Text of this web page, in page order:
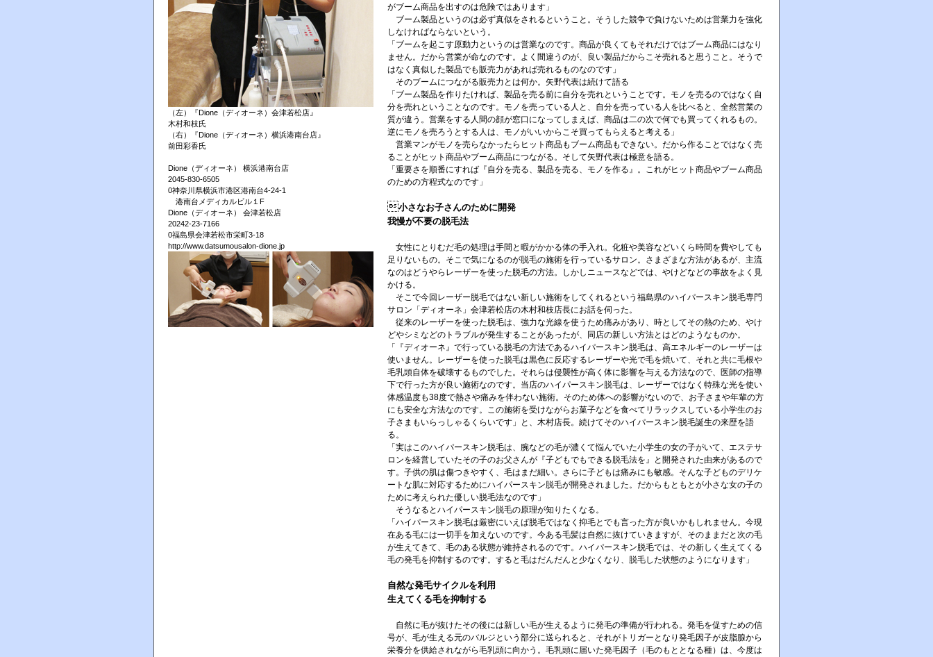
（左）『Dione（ディオーネ）会津若松店』
木村和枝氏
（右）『Dione（ディオーネ）横浜港南台店』
前田彩香氏
Dione（ディオーネ） 横浜港南台店
2045-830-6505
0神奈川県横浜市港区港南台4-24-1
港南台メディカルビル１F
Dione（ディオーネ） 会津若松店
20242-23-7166
0福島県会津若松市栄町3-18
http://www.datsumousalon-dione.jp
がブーム商品を出すのは危険ではあります」
ブーム製品というのは必ず真似をされるということ。そうした競争で負けないためは営業力を強化
しなければならないという。
「ブームを起こす原動力というのは営業なのです。商品が良くてもそれだけではブーム商品にはなり
ません。だから営業が命なのです。よく間違うのが、良い製品だからこそ売れると思うこと。そうで
はなく真似した製品でも販売力があれば売れるものなのです」
そのブームにつながる販売力とは何か。矢野代表は続けて語る
「ブーム製品を作りたければ、製品を売る前に自分を売れということです。モノを売るのではなく自
分を売れということなのです。モノを売っている人と、自分を売っている人を比べると、全然営業の
質が違う。営業をする人間の顔が窓口になってしまえば、商品は二の次で何でも買ってくれるもの。
逆にモノを売ろうとする人は、モノがいいからこそ買ってもらえると考える」
営業マンがモノを売らなかったらヒット商品もブーム商品もできない。だから作ることではなく売
ることがヒット商品やブーム商品につながる。そして矢野代表は極意を語る。
「重要さを順番にすれば『自分を売る、製品を売る、モノを作る』。これがヒット商品やブーム商品
のための方程式なのです」
小さなお子さんのために開発
我慢が不要の脱毛法
女性にとりむだ毛の処理は手間と暇がかかる体の手入れ。化粧や美容などいくら時間を費やしても
足りないもの。そこで気になるのが脱毛の施術を行っているサロン。さまざまな方法があるが、主流
なのはどうやらレーザーを使った脱毛の方法。しかしニュースなどでは、やけどなどの事故をよく見
かける。
そこで今回レーザー脱毛ではない新しい施術をしてくれるという福島県のハイパースキン脱毛専門
サロン「ディオーネ」会津若松店の木村和枝店長にお話を伺った。
従来のレーザーを使った脱毛は、強力な光線を使うため痛みがあり、時としてその熱のため、やけ
どやシミなどのトラブルが発生することがあったが、同店の新しい方法とはどのようなものか。
「『ディオーネ』で行っている脱毛の方法であるハイパースキン脱毛は、高エネルギーのレーザーは
使いません。レーザーを使った脱毛は黒色に反応するレーザーや光で毛を焼いて、それと共に毛根や
毛乳頭自体を破壊するものでした。それらは侵襲性が高く体に影響を与える方法なので、医師の指導
下で行った方が良い施術なのです。当店のハイパースキン脱毛は、レーザーではなく特殊な光を使い
体感温度も38度で熱さや痛みを伴わない施術。そのため体への影響がないので、お子さまや年輩の方
にも安全な方法なのです。この施術を受けながらお菓子などを食べてリラックスしている小学生のお
子さまもいらっしゃるくらいです」と、木村店長。続けてそのハイパースキン脱毛誕生の来歴を語
る。
「実はこのハイパースキン脱毛は、腕などの毛が濃くて悩んでいた小学生の女の子がいて、エステサ
ロンを経営していたその子のお父さんが『子どもでもできる脱毛法を』と開発された由来があるので
す。子供の肌は傷つきやすく、毛はまだ細い。さらに子どもは痛みにも敏感。そんな子どものデリケ
ートな肌に対応するためにハイパースキン脱毛が開発されました。だからもともとが小さな女の子の
ために考えられた優しい脱毛法なのです」
そうなるとハイパースキン脱毛の原理が知りたくなる。
「ハイパースキン脱毛は厳密にいえば脱毛ではなく抑毛とでも言った方が良いかもしれません。今現
在ある毛には一切手を加えないのです。今ある毛髪は自然に抜けていきますが、そのままだと次の毛
が生えてきて、毛のある状態が維持されるのです。ハイパースキン脱毛では、その新しく生えてくる
毛の発毛を抑制するのです。すると毛はだんだんと少なくなり、脱毛した状態のようになります」
自然な発毛サイクルを利用
生えてくる毛を抑制する
自然に毛が抜けたその後には新しい毛が生えるように発毛の準備が行われる。発毛を促すための信
号が、毛が生える元のバルジという部分に送られると、それがトリガーとなり発毛因子が皮脂腺から
栄養分を供給されながら毛乳頭に向かう。毛乳頭に届いた発毛因子（毛のもととなる種）は、今度は